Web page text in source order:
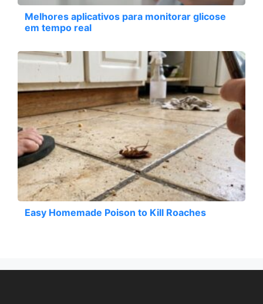
Melhores aplicativos para monitorar glicose
em tempo real
Easy Homemade Poison to Kill Roaches